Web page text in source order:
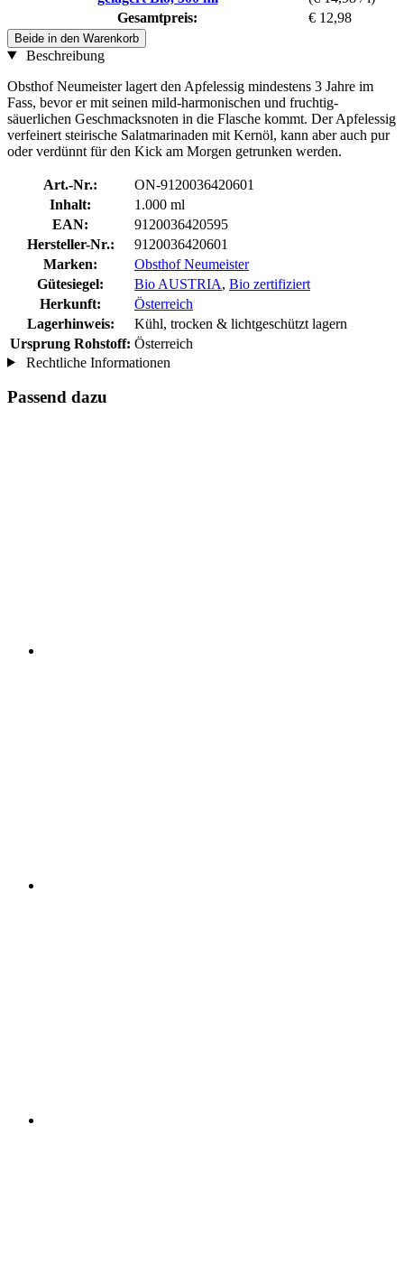
Gesamtpreis:
€ 12,98
Beide in den Warenkorb
Beschreibung
Obsthof Neumeister lagert den Apfelessig mindestens 3 Jahre im
Fass, bevor er mit seinen mild-harmonischen und fruchtig-
säuerlichen Geschmacksnoten in die Flasche kommt. Der Apfelessig
verfeinert steirische Salatmarinaden mit Kernöl, kann aber auch pur
oder verdünnt für den Kick am Morgen getrunken werden.
Art.-Nr.:
ON-9120036420601
Inhalt:
1.000 ml
EAN:
9120036420595
Hersteller-Nr.:
9120036420601
Marken:
Obsthof Neumeister
Gütesiegel:
Bio AUSTRIA, Bio zertifiziert
Herkunft:
Österreich
Lagerhinweis:
Kühl, trocken & lichtgeschützt lagern
Ursprung Rohstoff: Österreich
Rechtliche Informationen
Passend dazu